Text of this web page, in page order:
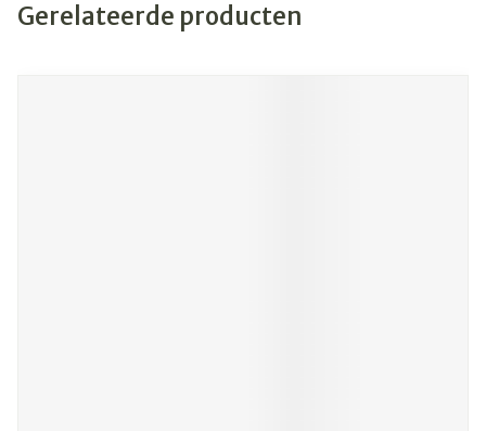
Gerelateerde producten